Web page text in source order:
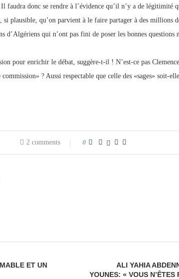
faudra donc se rendre à l’évidence qu’il n’y a de légitimité
plausible, qu’on parvient à le faire partager à des millions
d’Algériens qui n’ont pas fini de poser les bonnes questions
pour enrichir le débat, suggère-t-il ! N’est-ce pas
? Aussi respectable que celle des «sages» soit-
2 comments 0
ET UN
ALI YAHIA
YOUNES: « VOUS